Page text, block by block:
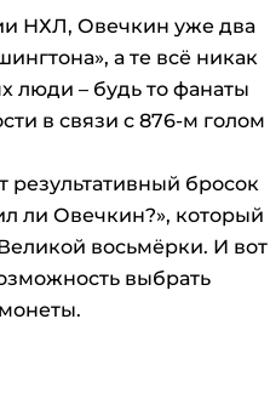
НХЛ, Овечкин уже два
а те всё никак
люди – будь то фанаты
в связи с 876-м голом
бросок
ли Овечкин?», который
восьмёрки. И вот
выбрать